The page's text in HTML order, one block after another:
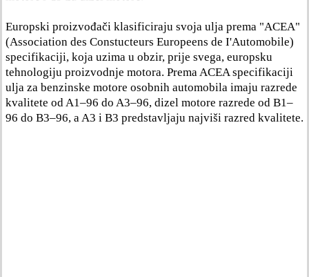
Europski proizvođači klasificiraju svoja ulja prema "ACEA"
(Association des Constucteurs Europeens de I'Automobile)
specifikaciji, koja uzima u obzir, prije svega, europsku
tehnologiju proizvodnje motora. Prema ACEA specifikaciji
ulja za benzinske motore osobnih automobila imaju razrede
kvalitete od A1–96 do A3–96, dizel motore razrede od B1–
96 do B3–96, a A3 i B3 predstavljaju najviši razred kvalitete.